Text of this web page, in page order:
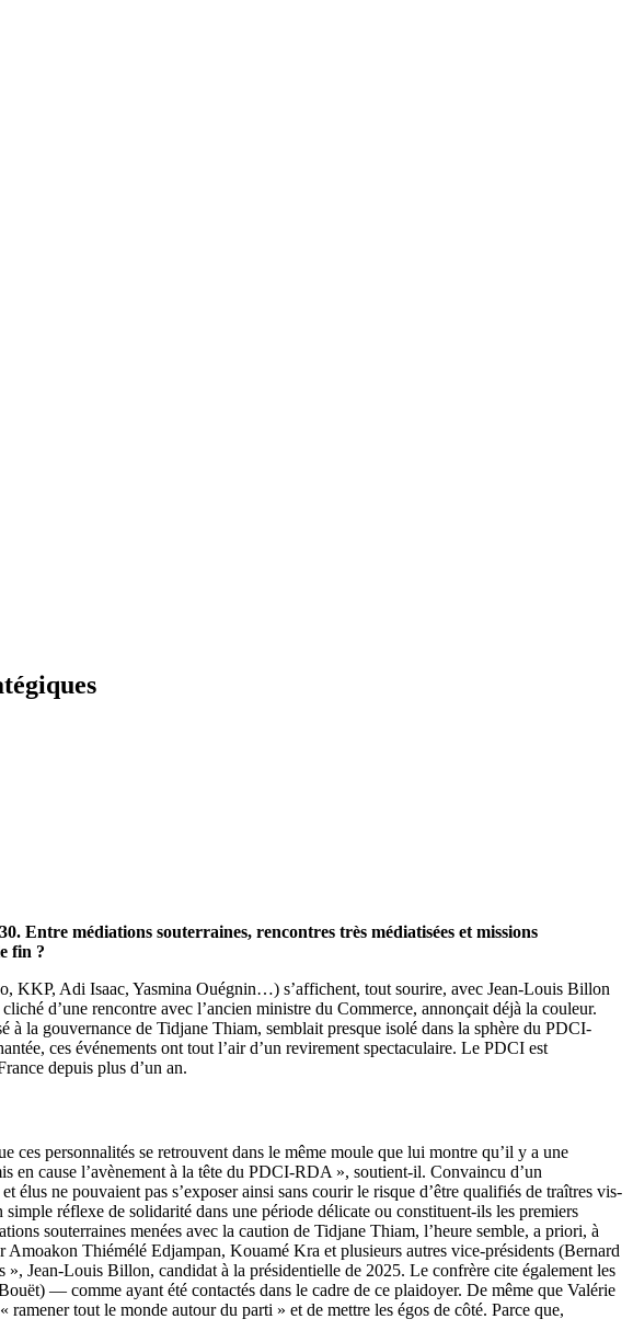
Entre médiations souterraines, rencontres très médiatisées et missions
fin ?
KKP, Adi Isaac, Yasmina Ouégnin…) s’affichent, tout sourire, avec Jean-Louis Billon
d’une rencontre avec l’ancien ministre du Commerce, annonçait déjà la couleur.
à la gouvernance de Tidjane Thiam, semblait presque isolé dans la sphère du PDCI-
ces événements ont tout l’air d’un revirement spectaculaire. Le PDCI est
depuis plus d’un an.
personnalités se retrouvent dans le même moule que lui montre qu’il y a une
en cause l’avènement à la tête du PDCI-RDA », soutient-il. Convaincu d’un
ne pouvaient pas s’exposer ainsi sans courir le risque d’être qualifiés de traîtres vis-
réflexe de solidarité dans une période délicate ou constituent-ils les premiers
souterraines menées avec la caution de Tidjane Thiam, l’heure semble, a priori, à
Thiémélé Edjampan, Kouamé Kra et plusieurs autres vice-présidents (Bernard
Jean-Louis Billon, candidat à la présidentielle de 2025. Le confrère cite également les
— comme ayant été contactés dans le cadre de ce plaidoyer. De même que Valérie
tout le monde autour du parti » et de mettre les égos de côté. Parce que,